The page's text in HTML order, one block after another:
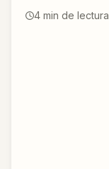
4 min de lectura